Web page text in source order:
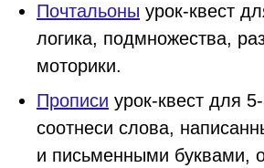
Почтальоны урок-квест
логика, подмножества,
моторики.
Прописи урок-квест для
соотнеси слова,
и письменными буквами,